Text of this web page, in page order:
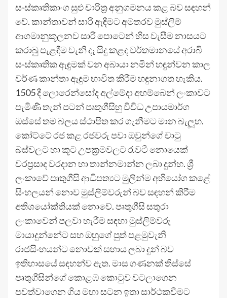
සංස්කෘතිකාංග සුළු චාරිත්‍ර අනුගමනය කළ බව සඳහන්
වේ. කාන්තාවන් සාරි ඇඳීමට අමතරව මුස්ලිම්
ආගමානුකූලනව සාරි පොටෙන් හිස වැසීම නාසයට
කරාබු පැළඳීම වැනි දෑ සිදු කළද වර්තමානයේ අරාබි
සංස්කෘතික ඇඳුමක් වන අබායා නමින් හඳුන්වන කාල
වර්ණ කාන්තා ඇඳුම භාවිත කිරීම හඳුනාගත හැකිය.
1505 දී ලොරෙන්සෝද අල්මේදා අහම්බෙන් ලංකාවට
පැමිණි තැන් පටන් පෘතුගීසිහු විවිධ උපායමාර්ග
ඔස්සේ තම බලය ස්ථාපිත කර ගැනීමට මාන බැලූහ.
කෝට්ටේ රජ කළ රජවරු පවා ඔවුන්ගේ චාටු
බස්වලට හා කූට උපක්‍රමවලට රැවටී නොයෙක්
වරප්‍රසාද වරදාන හා තාන්නමාන්න ලබා දුන්හ. ශ්‍රී
ලංකාවේ පෘතුගීසි ආධිපත්‍යට මුලින්ම අභියෝග කළේ
සිංහලයන් නොව මුස්ලිම්වරුන් බව සඳහන් කිරීම
අතිශයෝක්තියක් නොවේ. පෘතුගීසි සතුරා
ලංකාවෙන් පලවා හැරීම සඳහා මුස්ලිම්වරු
මායාදුන්නේට සහ ඔහුගේ පුත් පළමුවැනි
රාජසිංහයන්ට නොවක් සහාය ලබා දුන් බව
ඉතිහාසයේ සඳහන්ව ඇත. මාස ගණනක් තිස්සේ
පෘතුගීසින්ගේ කොළඹ කොටුව වටලාගෙන
පවත්වාගෙන ගිය මහා සටන ඉතා සාර්ථකවීමට